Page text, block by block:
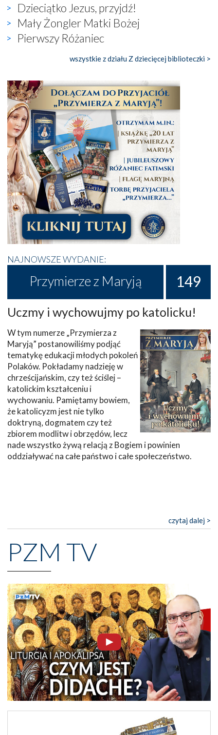
Dzieciątko Jezus, przyjdź!
Mały Żongler Matki Bożej
Pierwszy Różaniec
wszystkie z działu Z dziecięcej biblioteczki >
NAJNOWSZE WYDANIE:
Przymierze z Maryją 149
Uczmy i wychowujmy po katolicku!
W tym numerze „Przymierza z
Maryją” postanowiliśmy podjąć
tematykę edukacji młodych pokoleń
Polaków. Pokładamy nadzieję w
chrześcijańskim, czy też ściślej –
katolickim kształceniu i
wychowaniu. Pamiętamy bowiem,
że katolicyzm jest nie tylko
doktryną, dogmatem czy też
zbiorem modlitw i obrzędów, lecz
nade wszystko żywą relacją z Bogiem i powinien
oddziaływać na całe państwo i całe społeczeństwo.
czytaj dalej >
PZM TV